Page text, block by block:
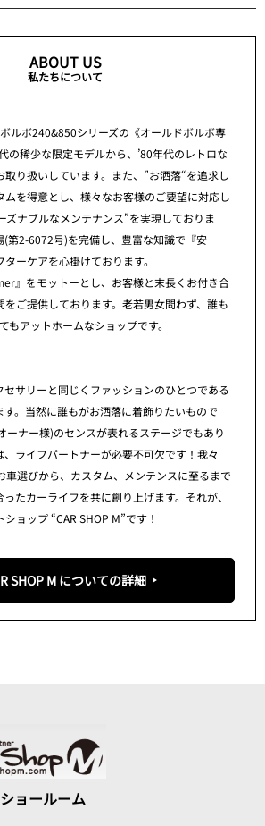
ABOUT US
私たちについて
ルボ240&850シリーズの《オールドボルボ専
の稀少な限定モデルから、’80年代のレトロな
り扱いしています。また、”お洒落“を追求し
ムを得意とし、様々なお客様のご要望に対応し
ズナブルなメンテナンス”を実現しておりま
(第2-6072号)を完備し、豊富な知識で『安
ーケアを心掛けております。
』をモットーとし、お客様と末長くお付き合
をご提供しております。老若男女問わず、誰も
もアットホームなショップです。
セサリーと同じくファッションのひとつである
す。当然に誰もがお洒落に着飾りたいもので
ーナー様)のセンスが表れるステージでもあり
、ライフパートナーが必要不可欠です！我々
車選びから、カスタム、メンテンスに至るまで
たカーライフを共に創り上げます。それが、
ョップ “CAR SHOP M”です！
SHOP M についての詳細
ョールーム